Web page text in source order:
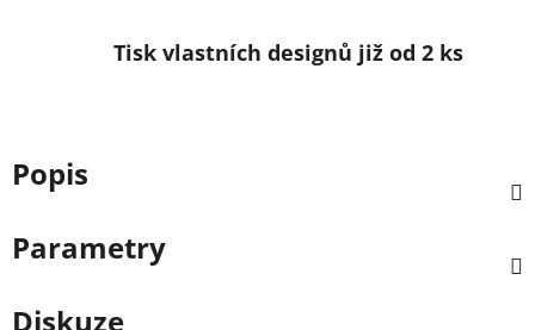
Tisk vlastních designů již od 2 ks
Popis
Parametry
Diskuze